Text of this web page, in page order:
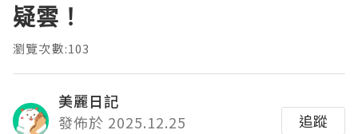
疑雲！
瀏覽次數:103
美麗日記
發佈於 2025.12.25
追蹤